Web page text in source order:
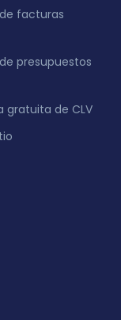
facturas
presupuestos
gratuita de CLV